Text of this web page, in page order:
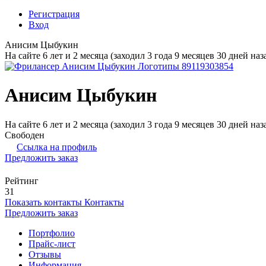
Регистрация
Вход
Анисим Цыбукин
На сайте 6 лет и 2 месяца (заходил 3 года 9 месяцев 30 дней
Анисим Цыбукин
На сайте 6 лет и 2 месяца (заходил 3 года 9 месяцев 30 дней
Свободен
Ссылка на профиль
Предложить заказ
Рейтинг
31
Показать контакты Контакты
Предложить заказ
Портфолио
Прайс-лист
Отзывы